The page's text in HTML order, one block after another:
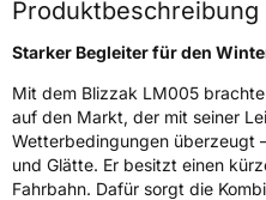
NasshaftungA
Rollgeräusch (dB)
72
FahrzeugklasseC1
Produktbeschreibung
Starker Begleiter für den
Mit dem Blizzak LM005
auf den Markt, der mit seiner
Wetterbedingungen überzeugt
und Glätte. Er besitzt einen
Fahrbahn. Dafür sorgt die